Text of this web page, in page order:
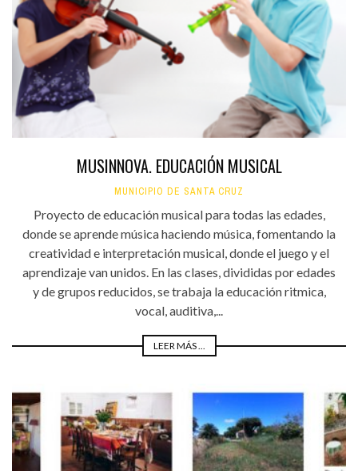
MUSINNOVA. EDUCACIÓN MUSICAL
MUNICIPIO DE SANTA CRUZ
Proyecto de educación musical para todas las edades,
donde se aprende música haciendo música, fomentando la
creatividad e interpretación musical, donde el juego y el
aprendizaje van unidos. En las clases, divididas por edades
y de grupos reducidos, se trabaja la educación ritmica,
vocal, auditiva,...
LEER MÁS ...